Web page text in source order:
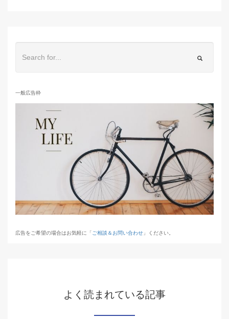
一般広告枠
広告をご希望の場合はお気軽に「ご相談＆お問い合わせ 」ください。
よく読まれている記事